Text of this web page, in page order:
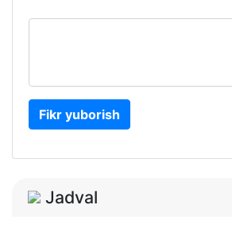
Fikr yuborish
Jadval